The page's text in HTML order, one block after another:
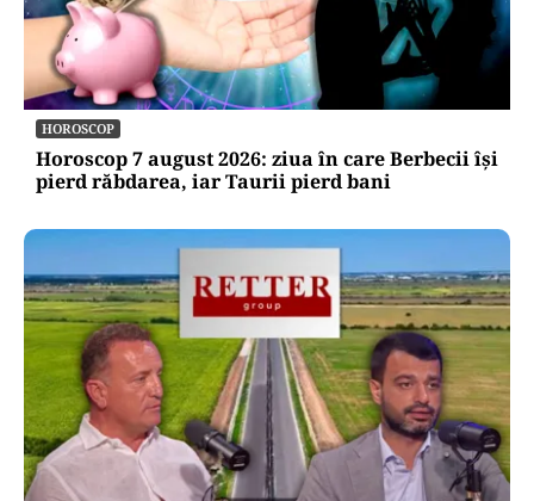
HOROSCOP
Horoscop 7 august 2026: ziua în care Berbecii își
pierd răbdarea, iar Taurii pierd bani